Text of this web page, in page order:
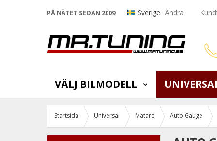
PÅ NÄTET SEDAN 2009 Sverige Ändra
VÄLJ BILMODELL
Startsida Universal Mätare Auto Gauge